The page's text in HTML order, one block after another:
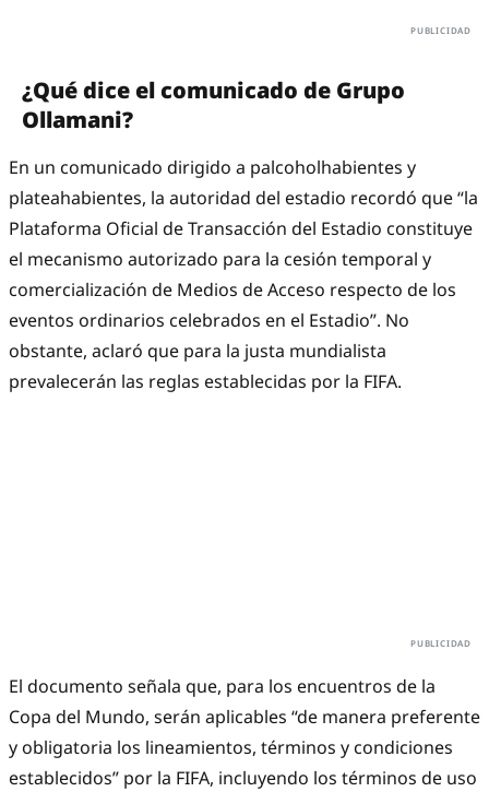
¿Qué dice el comunicado de Grupo
Ollamani?
En un comunicado dirigido a palcoholhabientes y
plateahabientes, la autoridad del estadio recordó que “la
Plataforma Oficial de Transacción del Estadio constituye
el mecanismo autorizado para la cesión temporal y
comercialización de Medios de Acceso respecto de los
eventos ordinarios celebrados en el Estadio”. No
obstante, aclaró que para la justa mundialista
prevalecerán las reglas establecidas por la FIFA.
El documento señala que, para los encuentros de la
Copa del Mundo, serán aplicables “de manera preferente
y obligatoria los lineamientos, términos y condiciones
establecidos” por la FIFA, incluyendo los términos de uso